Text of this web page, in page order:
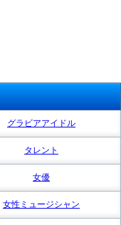
グラビアアイドル
タレント
女優
女性ミュージシャン